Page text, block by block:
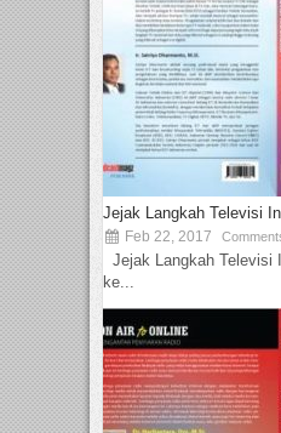
Jejak Langkah Televisi
Feb 22, 2017
Jejak Langkah Televisi
ke...